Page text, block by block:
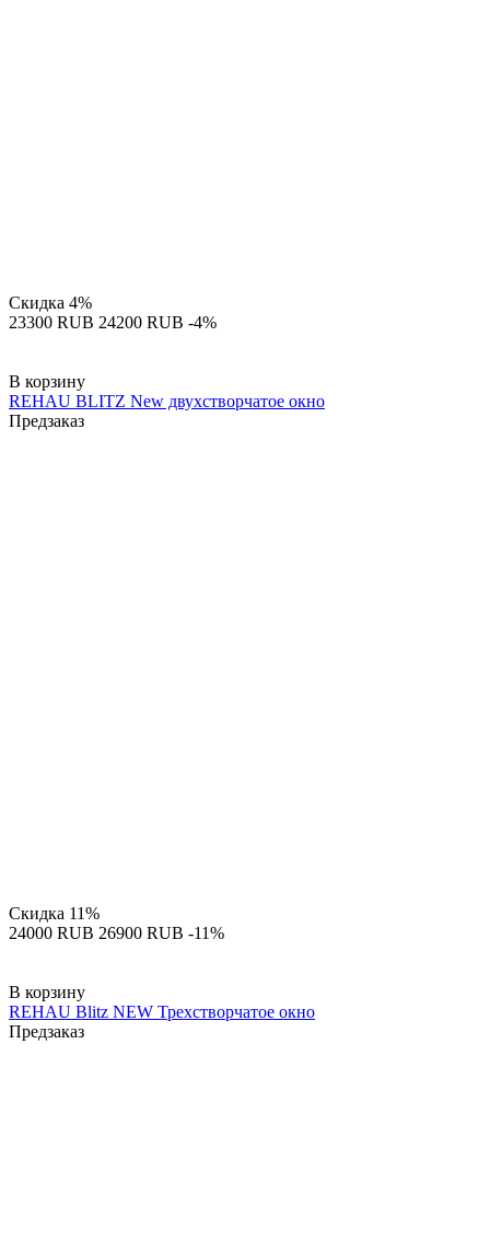
Скидка 4%
‍23300‍ RUB ‍24200‍ RUB -4%
В корзину
REHAU BLITZ New двухстворчатое окно
Предзаказ
Скидка 11%
‍24000‍ RUB ‍26900‍ RUB -11%
В корзину
REHAU Blitz NEW Трехстворчатое окно
Предзаказ